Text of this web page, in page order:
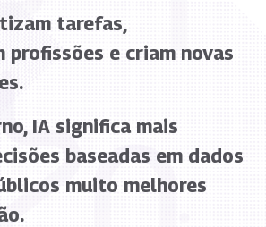
tarefas,
profissões e criam novas
IA significa mais
baseadas em dados
muito melhores